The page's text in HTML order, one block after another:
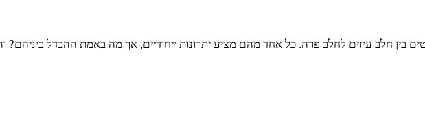
בין חלב עיזים לחלב פרה. כל אחד מהם מציע יתרונות ייחודיים, אך מה באמת ההבדל